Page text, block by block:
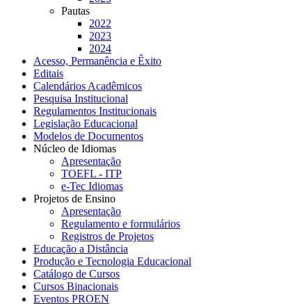
Pautas
2022
2023
2024
Acesso, Permanência e Êxito
Editais
Calendários Acadêmicos
Pesquisa Institucional
Regulamentos Institucionais
Legislação Educacional
Modelos de Documentos
Núcleo de Idiomas
Apresentação
TOEFL - ITP
e-Tec Idiomas
Projetos de Ensino
Apresentação
Regulamento e formulários
Registros de Projetos
Educação a Distância
Produção e Tecnologia Educacional
Catálogo de Cursos
Cursos Binacionais
Eventos PROEN